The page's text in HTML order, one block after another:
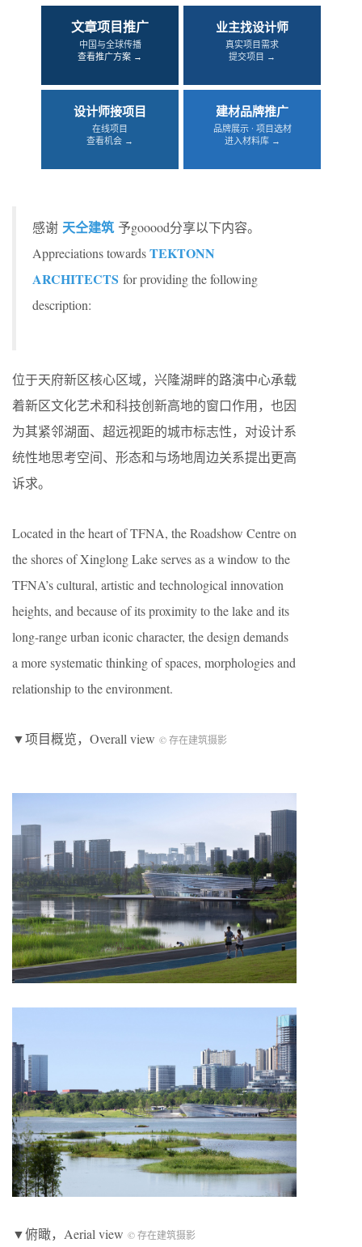
文章项目推广
中国与全球传播
查看推广方案 →
业主找设计师
真实项目需求
提交项目 →
设计师接项目
在线项目
查看机会 →
建材品牌推广
品牌展示 · 项目选材
进入材料库 →
感谢 天仝建筑予gooood分享以下内容。
Appreciations towardsTEKTONN
ARCHITECTS for providing the following
description:
位于天府新区核心区域，兴隆湖畔的路演中心承载
着新区文化艺术和科技创新高地的窗口作用，也因
为其紧邻湖面、超远视距的城市标志性，对设计系
统性地思考空间、形态和与场地周边关系提出更高
诉求。
Located in the heart of TFNA, the Roadshow Centre on
the shores of Xinglong Lake serves as a window to the
TFNA’s cultural, artistic and technological innovation
heights, and because of its proximity to the lake and its
long-range urban iconic character, the design demands
a more systematic thinking of spaces, morphologies and
relationship to the environment.
▼项目概览，Overall view © 存在建筑摄影
▼俯瞰，Aerial view © 存在建筑摄影